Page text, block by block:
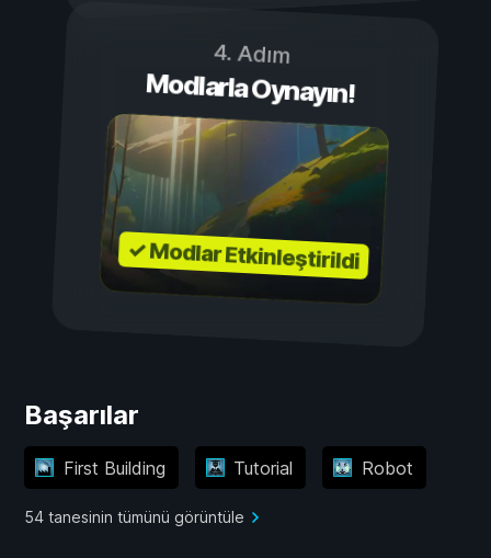
4. Adım
Modlarla Oynayın!
✓ Modlar Etkinleştirildi
Başarılar
First Building Tutorial Robot
54 tanesinin tümünü görüntüle